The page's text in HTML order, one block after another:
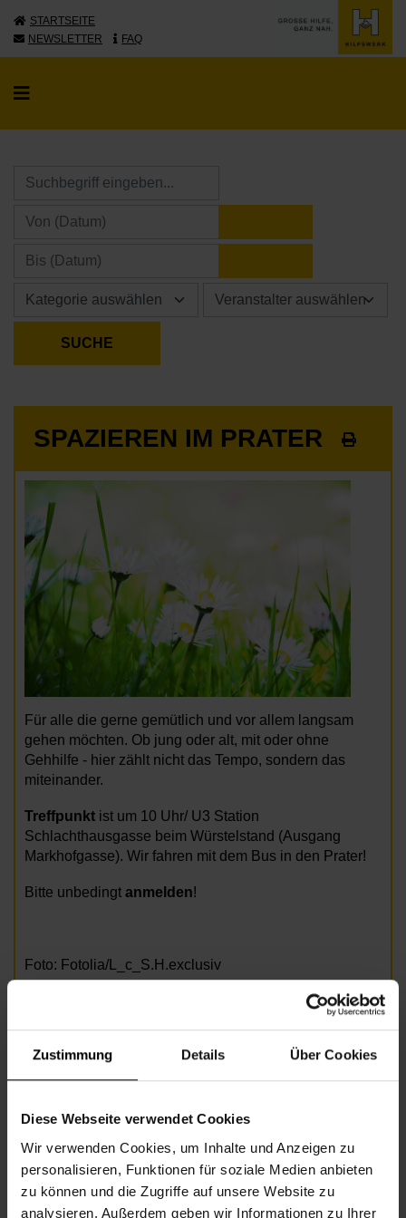
Zustimmung Details Über Cookies
Diese Webseite verwendet Cookies
Wir verwenden Cookies, um Inhalte und Anzeigen zu
personalisieren, Funktionen für soziale Medien anbieten
zu können und die Zugriffe auf unsere Website zu
analysieren. Außerdem geben wir Informationen zu Ihrer
STARTSEITE
NEWSLETTER
FAQ
SPAZIEREN IM PRATER
Für alle die gerne gemütlich und vor allem langsam
gehen möchten. Ob jung oder alt, mit oder ohne
Gehhilfe - hier zählt nicht das Tempo, sondern das
miteinander.
Treffpunkt ist um 10 Uhr/ U3 Station
Schlachthausgasse beim Würstelstand (Ausgang
Markhofgasse). Wir fahren mit dem Bus in den Prater!
Bitte unbedingt anmelden!
Foto: Fotolia/L_c_S.H.exclusiv
Informationen zur Veranstaltung
Beginn Dienstag, 26.08.2025,10.00 -
Veranstalter Nachbarschaftszentrum 03